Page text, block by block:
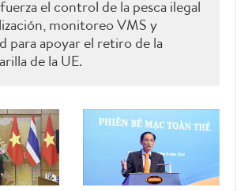
el control de la pesca ilegal
monitoreo VMS y
para apoyar el retiro de la
de la UE.